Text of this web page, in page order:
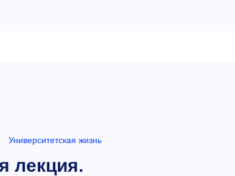
Университетская жизнь
лекция.